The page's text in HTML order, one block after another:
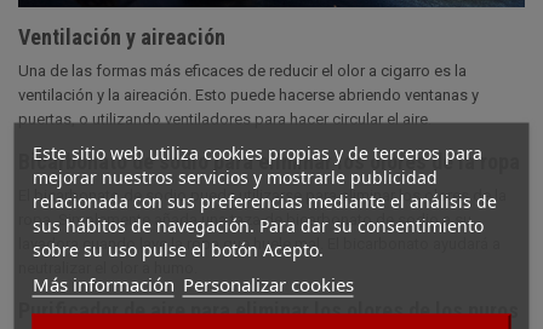
Este sitio web utiliza cookies propias y de terceros para
mejorar nuestros servicios y mostrarle publicidad
relacionada con sus preferencias mediante el análisis de
sus hábitos de navegación. Para dar su consentimiento
sobre su uso pulse el botón Acepto.
Más información Personalizar cookies
Ventilación y aireación
Una de las formas más eficaces de reducir el olor a cigarro es la
ventilación y la aireación. Esto puede hacerse abriendo ventanas y
puertas, o utilizando ventiladores para hacer circular el aire.
Bicarbonato de sodio para eliminar los olores de la ropa
El bicarbonato de sodio puede utilizarse para eliminar los olores de la
ropa. Simplemente añada una taza de bicarbonato de sodio a su
lavadora cuando lave la ropa que huele mal. El bicarbonato ayudará a
neutralizar el olor a humo.
Purificador de aire para eliminar los olores de los puros